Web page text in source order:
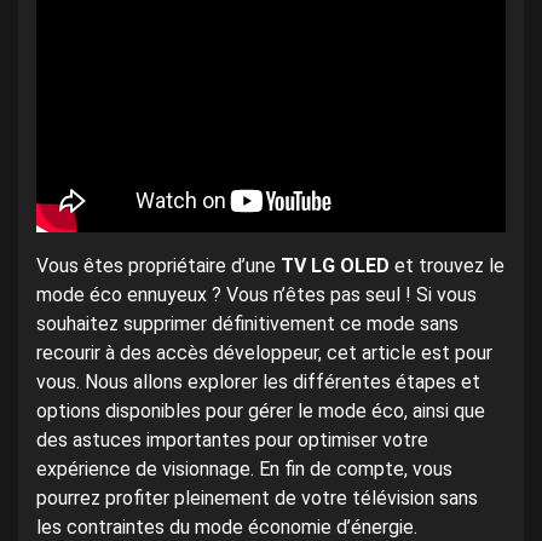
Vous êtes propriétaire d’une TV LG OLED et trouvez le
mode éco ennuyeux ? Vous n’êtes pas seul ! Si vous
souhaitez supprimer définitivement ce mode sans
recourir à des accès développeur, cet article est pour
vous. Nous allons explorer les différentes étapes et
options disponibles pour gérer le mode éco, ainsi que
des astuces importantes pour optimiser votre
expérience de visionnage. En fin de compte, vous
pourrez profiter pleinement de votre télévision sans
les contraintes du mode économie d’énergie.